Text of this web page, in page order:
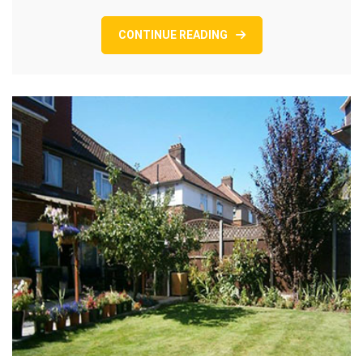
CONTINUE READING